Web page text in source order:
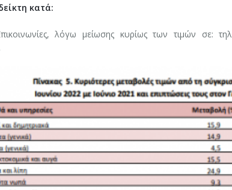
κατά:
λόγω μείωσης κυρίως των τιμών σε: